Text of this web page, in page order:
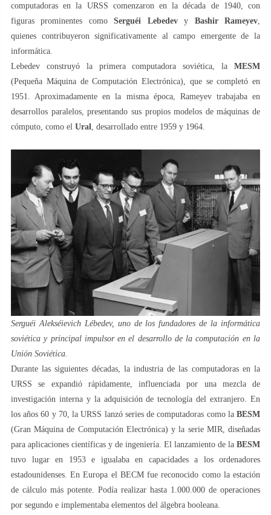
computadoras en la URSS comenzaron en la década de 1940, con
figuras prominentes comoSerguéi Lebedevy Bashir Rameyev
quienes contribuyeron significativamente al campo emergente de la
informática.
Lebedev construyó la primera computadora soviética, la MESM
(Pequeña Máquina de Computación Electrónica), que se completó en
1951. Aproximadamente en la misma época, Rameyev trabajaba en
desarrollos paralelos, presentando sus propios modelos de máquinas de
cómputo, como el Ural , desarrollado entre 1959 y 1964.
Serguéi Alekséievich Lébedev, uno de los fundadores de la informática
soviética y principal impulsor en el desarrollo de la computación en la
Unión Soviética.
Durante las siguientes décadas, la industria de las computadoras en la
URSS se expandió rápidamente, influenciada por una mezcla de
investigación interna y la adquisición de tecnología del extranjero. En
los años 60 y 70, la URSS lanzó series de computadoras como la BESM
(Gran Máquina de Computación Electrónica) y la serie MIR, diseñadas
para aplicaciones científicas y de ingeniería. El lanzamiento de la BESM
tuvo lugar en 1953 e igualaba en capacidades a los ordenadores
estadounidenses. En Europa el BECM fue reconocido como la estación
de cálculo más potente. Podía realizar hasta 1.000.000 de operaciones
por segundo e implementaba elementos del álgebra booleana.